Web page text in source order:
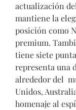
actualización
mantiene la
posición como
premium.
tiene siete
representa una
alrededor del
Unidos,
homenaje al